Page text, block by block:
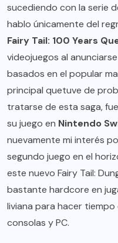
sucediendo con la serie
hablo únicamente del
Fairy Tail: 100 Years
videojuegos al
basados en el popular
principal quetuve de
tratarse de esta saga,
su juego en Nintendo
nuevamente mi interés
segundo juego en el
este nuevo Fairy Tail:
bastante hardcore en
liviana para hacer tiempo
consolas y PC.